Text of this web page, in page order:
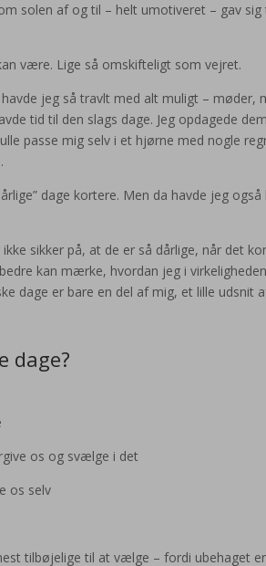
solen af og til – helt umotiveret – gav
være. Lige så omskifteligt som vejret.
jeg så travlt med alt muligt – møder,
tid til den slags dage. Jeg opdagede
passe mig selv i et hjørne med nogle
dage kortere. Men da havde jeg
sikker på, at de er så dårlige, når det
kan mærke, hvordan jeg i
dage er bare en del af mig, et lille udsnit
dage?
os og svælge i det
os selv
tilbøjelige til at vælge – fordi ubehaget